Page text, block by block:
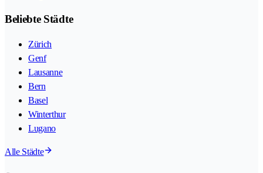
Beliebte Städte
Zürich
Genf
Lausanne
Bern
Basel
Winterthur
Lugano
Alle Städte